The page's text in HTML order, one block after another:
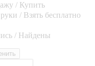
/ Купить
/ Взять бесплатно
/ Найдены